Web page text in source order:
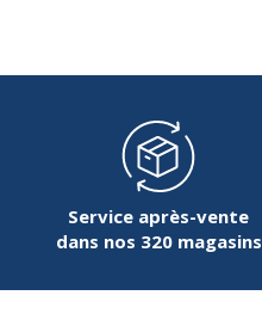
Service après-vente
dans nos 320 magasins